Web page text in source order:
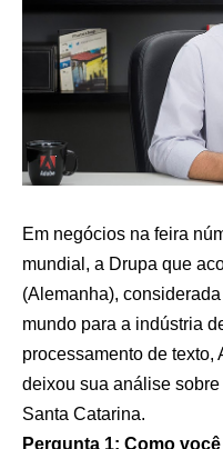
Em negócios na feira
mundial, a Drupa que
(Alemanha),
mundo para a indústria
processamento de
deixou sua análise
Santa Catarina.
Pergunta 1: Como